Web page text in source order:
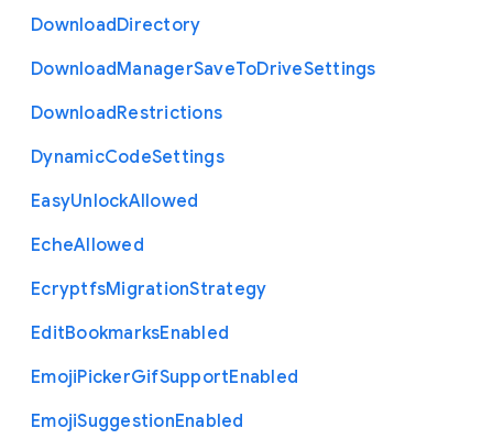
DownloadDirectory
DownloadManagerSaveToDriveSettings
DownloadRestrictions
DynamicCodeSettings
EasyUnlockAllowed
EcheAllowed
EcryptfsMigrationStrategy
EditBookmarksEnabled
EmojiPickerGifSupportEnabled
EmojiSuggestionEnabled